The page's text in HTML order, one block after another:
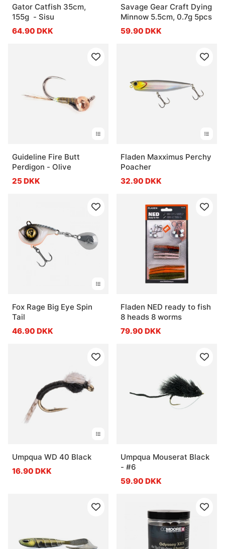
Gator Catfish 35cm,
155g - Sisu
64.90 DKK
Savage Gear Craft Dying
Minnow 5.5cm, 0.7g 5pcs
59.90 DKK
Guideline Fire Butt
Perdigon - Olive
25 DKK
Fladen Maxximus Perchy
Poacher
32.90 DKK
Fox Rage Big Eye Spin
Tail
46.90 DKK
Fladen NED ready to fish
8 heads 8 worms
79.90 DKK
Umpqua WD 40 Black
16.90 DKK
Umpqua Mouserat Black
- #6
59.90 DKK